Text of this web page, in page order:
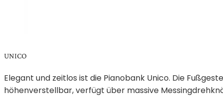
UNICO
Elegant und zeitlos ist die Pianobank Unico. Die
höhenverstellbar, verfügt über massive